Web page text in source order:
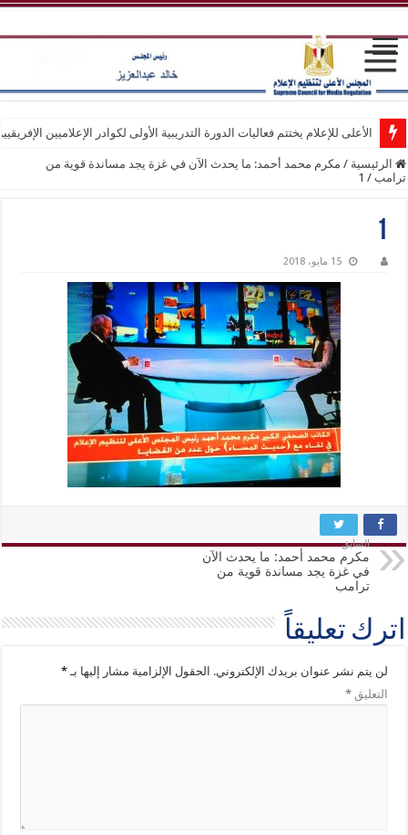
الأعلى للإعلام يختتم فعاليات الدورة التدريبية الأولى لكوادر الإعلاميين
الرئيسية / مكرم محمد أحمد: ما يحدث الآن في غزة يجد مساندة قوية من
ترامب /
1
1
15 مايو، 2018
السابق
مكرم محمد أحمد: ما يحدث الآن
في غزة يجد مساندة قوية من
ترامب
اترك تعليقاً
لن يتم نشر عنوان بريدك الإلكتروني. الحقول الإلزامية مشار إليها بـ*
التعليق*